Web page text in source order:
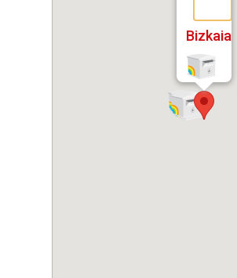
Bizkaia